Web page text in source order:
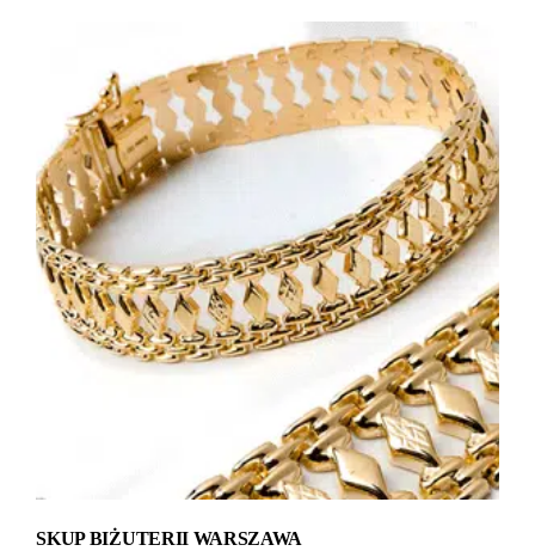
SKUP BIŻUTERII WARSZAWA